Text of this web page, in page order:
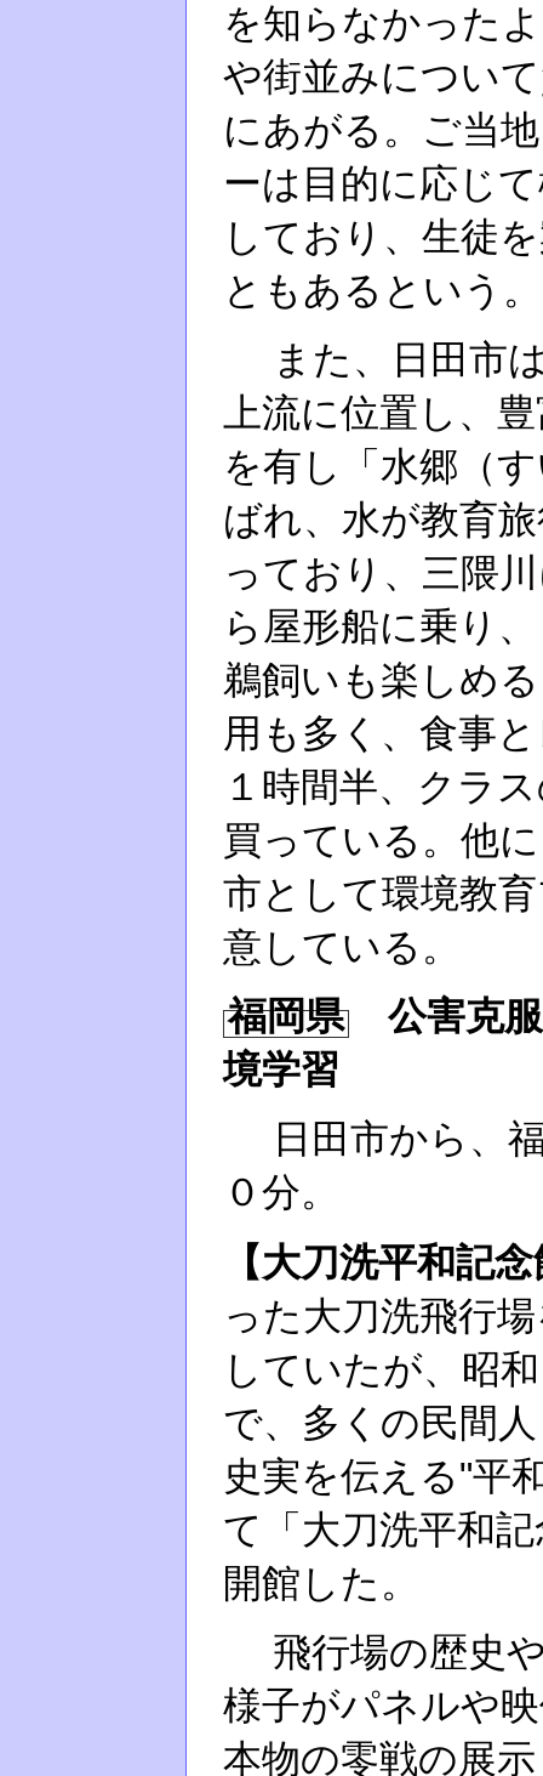
を知らなかった
や街並みについ
にあがる。ご当
ーは目的に応じ
しており、生徒
ともあるという。
また、日田市
上流に位置し、
を有し「水郷（
ばれ、水が教育
っており、三隈
ら屋形船に乗り
鵜飼いも楽しめ
用も多く、食事
１時間半、クラ
買っている。他
市として環境教
意している。
福岡県公害克服
境学習
日田市から、
０分。
【大刀洗平和記
った大刀洗飛行
していたが、昭
で、多くの民間
史実を伝える"平
て「大刀洗平和
開館した。
飛行場の歴史
様子がパネルや
本物の零戦の展